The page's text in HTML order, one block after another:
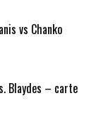
vs Chanko
Blaydes – carte